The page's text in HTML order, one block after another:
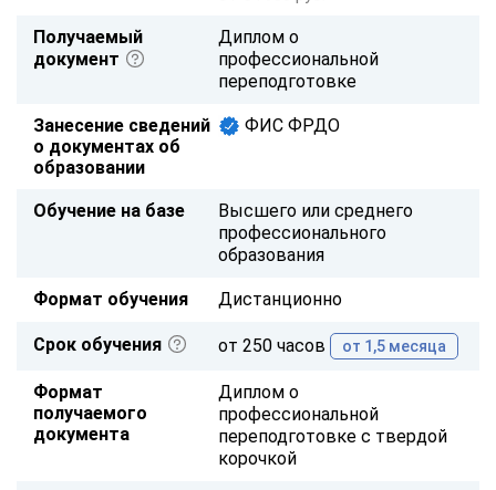
Получаемый
документ
Диплом о
профессиональной
переподготовке
Занесение сведений
о документах об
образовании
ФИС ФРДО
Обучение на базе
Высшего или среднего
профессионального
образования
Формат обучения Дистанционно
Срок обучения от 250 часов от 1,5 месяца
Формат
получаемого
документа
Диплом о
профессиональной
переподготовке с твердой
корочкой